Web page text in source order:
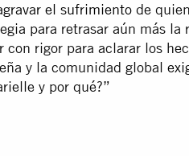
el sufrimiento de
para retrasar aún más
con rigor para aclarar los
y la comunidad global
y por qué?”